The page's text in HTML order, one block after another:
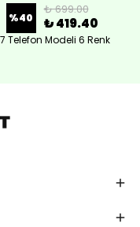
%40
₺ 699.00
₺ 419.40
Telefon Modeli 6 Renk